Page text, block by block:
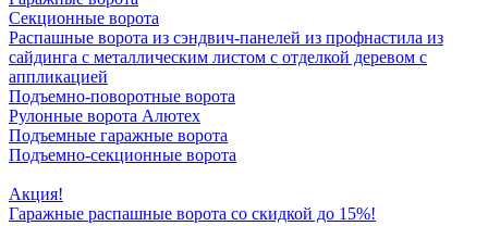
Секционные ворота
Распашные ворота из сэндвич-панелей из профнастила из
сайдинга с металлическим листом с отделкой деревом с
аппликацией
Подъемно-поворотные ворота
Рулонные ворота Алютех
Подъемные гаражные ворота
Подъемно-секционные ворота
Акция!
Гаражные распашные ворота со скидкой до 15%!